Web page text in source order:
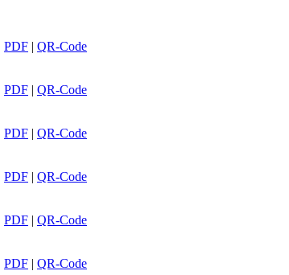
PDF | QR-Code
PDF | QR-Code
PDF | QR-Code
PDF | QR-Code
PDF | QR-Code
PDF | QR-Code